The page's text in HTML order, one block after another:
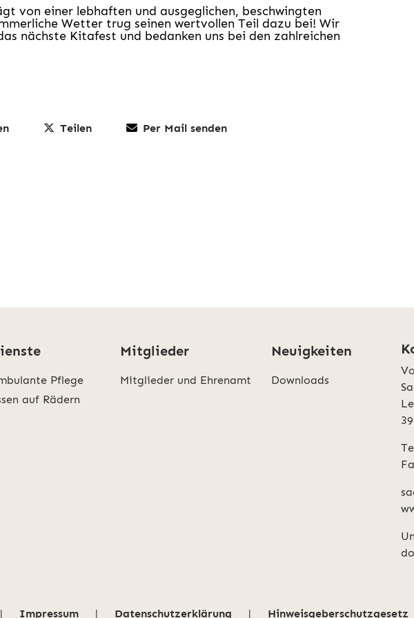
von einer lebhaften und ausgeglichen, beschwingten
Wetter trug seinen wertvollen Teil dazu bei! Wir
nächste Kitafest und bedanken uns bei den zahlreichen
Teilen Per Mail senden
Pflege
auf Rädern
Mitglieder
Mitglieder und Ehrenamt
Neuigkeiten
Downloads
| Impressum | Datenschutzerklärung | Hinweisgeberschutzgesetz